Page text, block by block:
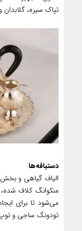
تپاک سیره،
دستبافه‌ها
الیاف گیاهی و
منکوانگ کلاف شده،
می‌شود تا برای
تودونگ ساجی و